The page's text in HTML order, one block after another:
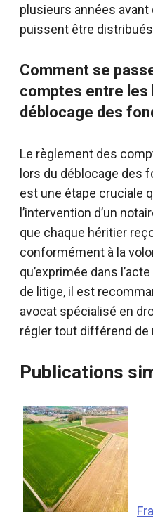
plusieurs années
puissent être
Comment se
comptes entre les
déblocage des
Le règlement des
lors du déblocage des
est une étape cruciale
l’intervention d’un
que chaque héritier
conformément à la
qu’exprimée dans
de litige, il est
avocat spécialisé en
régler tout différend de
Publications